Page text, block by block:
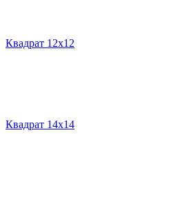
Квадрат 12х12
Квадрат 14х14